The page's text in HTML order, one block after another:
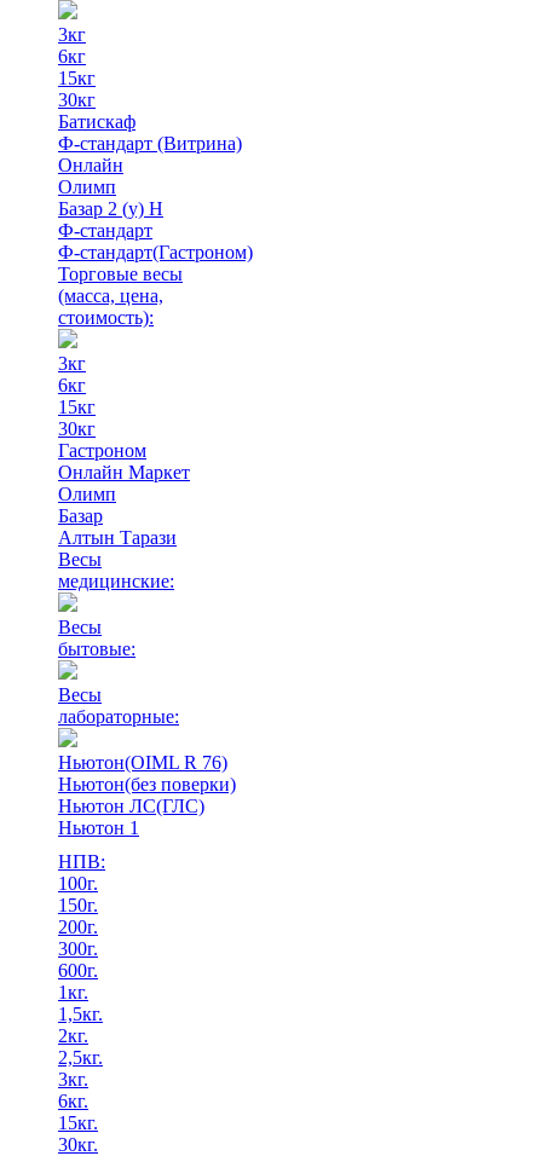
3кг
6кг
15кг
30кг
Батискаф
Ф-стандарт (Витрина)
Онлайн
Олимп
Базар 2 (у) Н
Ф-стандарт
Ф-стандарт(Гастроном)
Торговые весы
(масса, цена,
стоимость):
3кг
6кг
15кг
30кг
Гастроном
Онлайн Маркет
Олимп
Базар
Алтын Тарази
Весы
медицинские:
Весы
бытовые:
Весы
лабораторные:
Ньютон(OIML R 76)
Ньютон(без поверки)
Ньютон ЛС(ГЛС)
Ньютон 1
НПВ:
100г.
150г.
200г.
300г.
600г.
1кг.
1,5кг.
2кг.
2,5кг.
3кг.
6кг.
15кг.
30кг.